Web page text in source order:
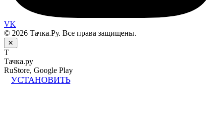
VK
© 2026 Тачка.Ру. Все права защищены.
✕
Т
Тачка.ру
RuStore, Google Play
УСТАНОВИТЬ